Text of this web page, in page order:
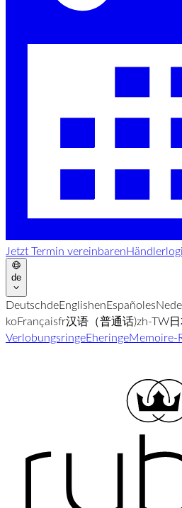
Jetzt Termin vereinbaren
de
DeutschdeEnglishenEspañoles
koFrançaisfr汉语（普通话)zh-TW
VerlobungsringeEheringeMemoire-